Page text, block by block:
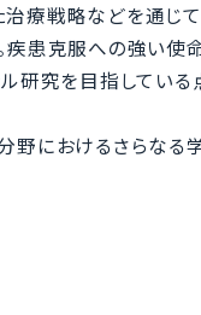
治療戦略などを通じ
患克服への強い使
研究を目指している
におけるさらなる